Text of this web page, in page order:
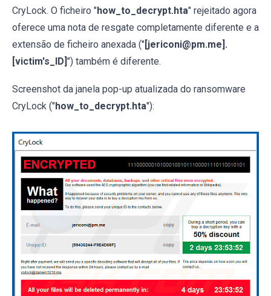
CryLock. O ficheiro "how_to_decrypt.hta" rejeitado agora
oferece uma nota de resgate completamente diferente e a
extensão de ficheiro anexada ("[jericoni@pm.me].
[victim's_ID]") também é diferente.
Screenshot da janela pop-up atualizada do ransomware
CryLock ("how_to_decrypt.hta"):